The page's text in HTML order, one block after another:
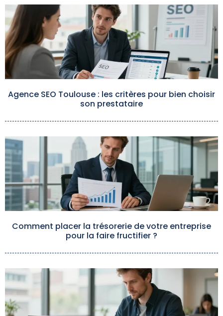
Agence SEO Toulouse : les critères pour bien choisir
son prestataire
Comment placer la trésorerie de votre entreprise
pour la faire fructifier ?